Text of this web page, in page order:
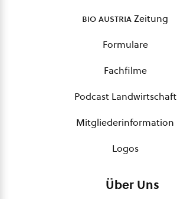
bio austriaZeitung
Formulare
Fachfilme
Podcast Landwirtschaft
Mitgliederinformation
Logos
Über Uns